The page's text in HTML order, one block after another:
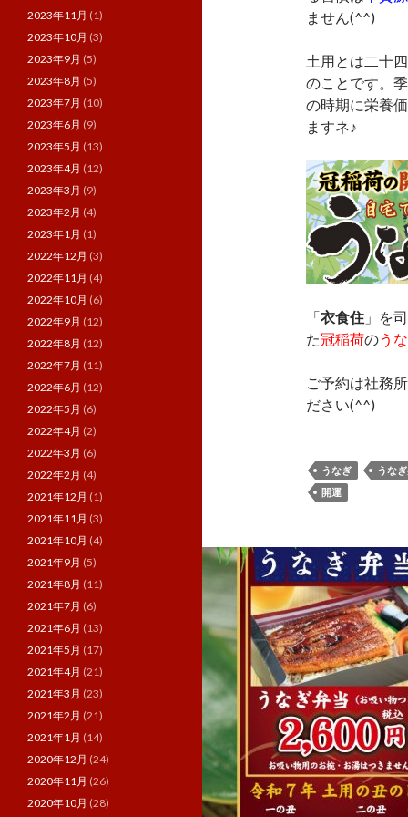
ません(^^)
土用とは二十
のことです。
の時期に栄養
ますネ♪
「衣食住 」を
た冠稲荷のう
ご予約は社務
ださい(^^)
うなぎ
うな
開運
2023年11月 (1)
2023年10月 (3)
2023年9月 (5)
2023年8月 (5)
2023年7月 (10)
2023年6月 (9)
2023年5月 (13)
2023年4月 (12)
2023年3月 (9)
2023年2月 (4)
2023年1月 (1)
2022年12月 (3)
2022年11月 (4)
2022年10月 (6)
2022年9月 (12)
2022年8月 (12)
2022年7月 (11)
2022年6月 (12)
2022年5月 (6)
2022年4月 (2)
2022年3月 (6)
2022年2月 (4)
2021年12月 (1)
2021年11月 (3)
2021年10月 (4)
2021年9月 (5)
2021年8月 (11)
2021年7月 (6)
2021年6月 (13)
2021年5月 (17)
2021年4月 (21)
2021年3月 (23)
2021年2月 (21)
2021年1月 (14)
2020年12月 (24)
2020年11月 (26)
2020年10月 (28)